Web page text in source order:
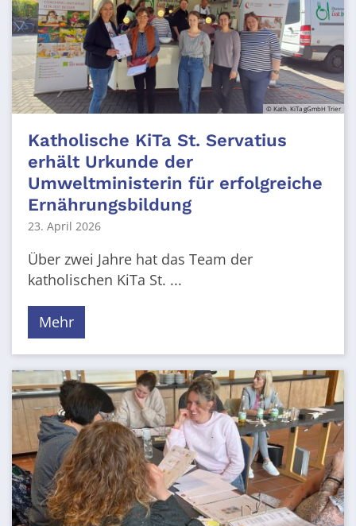
© Kath. KiTa gGmbH Trier
Katholische KiTa St. Servatius
erhält Urkunde der
Umweltministerin für erfolgreiche
Ernährungsbildung
23. April 2026
Über zwei Jahre hat das Team der
katholischen KiTa St. ...
Mehr